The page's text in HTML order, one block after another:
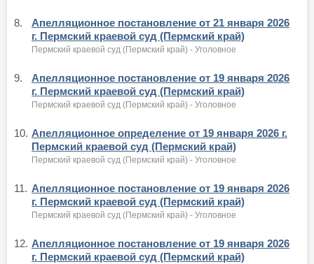
8.
Апелляционное постановление от 21 января 2026
г. Пермский краевой суд (Пермский край)
Пермский краевой суд (Пермский край) - Уголовное
9.
Апелляционное постановление от 19 января 2026
г. Пермский краевой суд (Пермский край)
Пермский краевой суд (Пермский край) - Уголовное
10. Апелляционное определение от 19 января 2026 г.
Пермский краевой суд (Пермский край)
Пермский краевой суд (Пермский край) - Уголовное
11. Апелляционное постановление от 19 января 2026
г. Пермский краевой суд (Пермский край)
Пермский краевой суд (Пермский край) - Уголовное
12. Апелляционное постановление от 19 января 2026
г. Пермский краевой суд (Пермский край)